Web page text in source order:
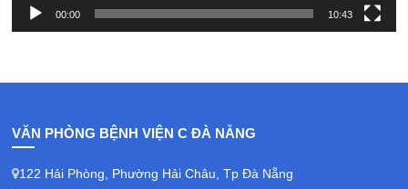
00:00 10:43
VĂN PHÒNG BỆNH VIỆN C ĐÀ NẴNG
122 Hải Phòng, Phường Hải Châu, Tp Đà Nẵng